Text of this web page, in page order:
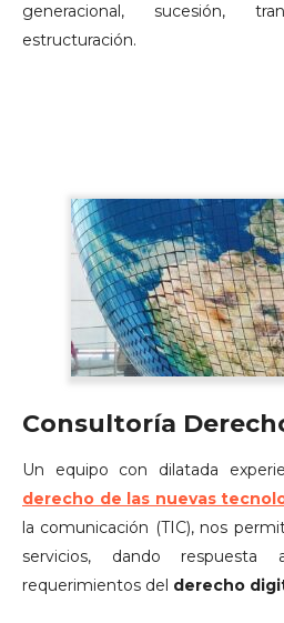
generacional, sucesión,
estructuración.
Consultoría
Un equipo con dilatada
derecho de las nuevas
la comunicación (TIC), nos
servicios, dando
requerimientos del derecho